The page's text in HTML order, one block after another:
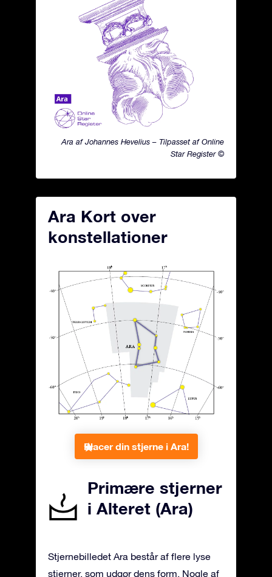
Ara af Johannes Hevelius – Tilpasset af Online
Star Register ©
Ara Kort over
konstellationer
Placer din stjerne i Ara!
Primære stjerner
i Alteret (Ara)
Stjernebilledet Ara består af flere lyse
stjerner, som udgør dens form. Nogle af